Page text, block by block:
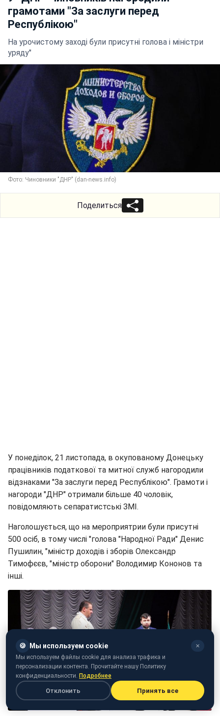
грамотами "За заслуги перед
Республікою"
На урочистому заході були присутні голова і міністри
уряду"
Фото: Чиновники "ДНР" (dan-news.info)
Поделиться
У понеділок, 21 листопада, в окупованому Донецьку
працівників податкової та митної служб нагородили
відзнаками "За заслуги перед Республікою". Грамоти і
нагороди "ДНР" отримали більше 40 чоловік,
повідомляють сепаратистські ЗМІ.
Наголошується, що на мероприятрии були присутні
500 осіб, в тому числі "голова "Народної Ради" Денис
Пушилин, "міністр доходів і зборів Олександр
Тимофєєв, "міністр оборони" Володимир Кононов та
інші.
🍪 Мы используем cookie ✕
Мы используем файлы cookie для анализа трафика и
персонализации контента. Прочитайте нашу Политику
конфиденциальности. Подробнее
Отклонить Принять все